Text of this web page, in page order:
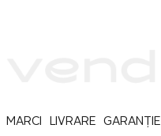
MARCI LIVRARE GARANȚIE